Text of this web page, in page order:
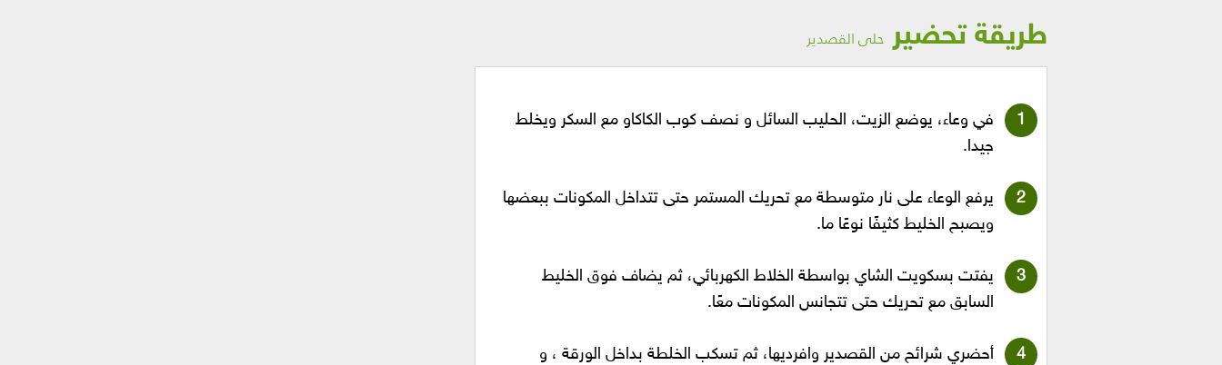
طريقة تحضير حلى القصدير
في وعاء، يوضع الزيت، الحليب السائل و نصف كوب الكاكاو مع السكر ويخلط
جيدا.
يرفع الوعاء على نار متوسطة مع تحريك المستمر حتى تتداخل المكونات ببعضها
ويصبح الخليط كثيفًا نوعًا ما.
يفتت بسكويت الشاي بواسطة الخلاط الكهربائي، ثم يضاف فوق الخليط
السابق مع تحريك حتى تتجانس المكونات معًا.
أحضري شرائح من القصدير وافرديها، ثم تسكب الخلطة بداخل الورقة ، و